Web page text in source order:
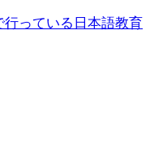
っている日本語教育